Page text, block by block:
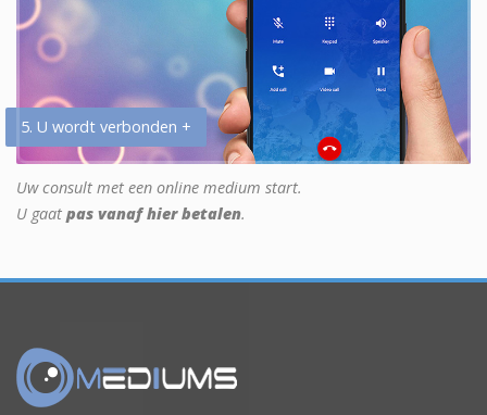
5. U wordt verbonden +
Uw consult met een online medium start.
U gaat pas vanaf hier betalen.